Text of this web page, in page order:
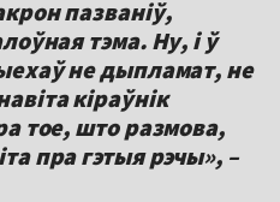
пазваніў,
тэма. Ну, і ў
не дыпламат, не
кіраўнік
тое, што размова,
пра гэтыя рэчы», –